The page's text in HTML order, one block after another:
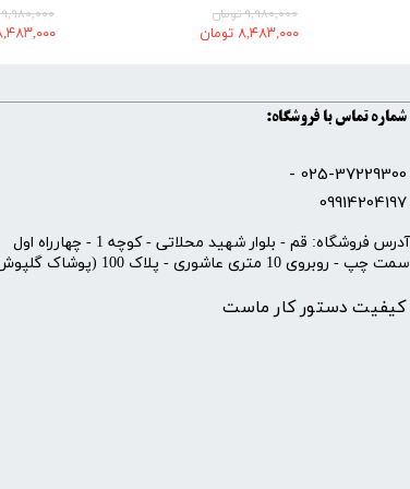
۹,۹۸۰,۰۰۰ تومان
۸,۴۸۳,۰۰۰
۹,۹۸۰,۰۰۰ تومان
۸,۴۸۳,۰۰۰ تومان
شماره تماس با فروشگاه:
025-37229300 -
09914204197
کیفیت دستور کار ماست
​آدرس فروشگاه: قم - بلوار شهید محلاتی - کوچه 1 - چهارراه اول
سمت چپ - روبروی 10 متری عاشوری - پلاک 100 (پوشاک گلپوش)